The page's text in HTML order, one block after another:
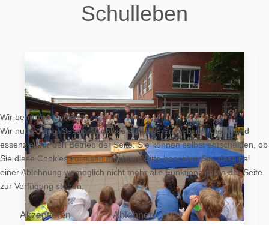
Schulleben
Wir benutzen Cookies
Wir nutzen sog. Session-Cookies auf unserer Website. Diese sind
essenziell für den Betrieb der Seite. Sie können selbst entscheiden, ob
Sie diese Cookies zulassen möchten. Bitte beachten Sie, dass bei
einer Ablehnung womöglich nicht mehr alle Funktionalitäten der Seite
zur Verfügung stehen.
Akzeptieren Ablehnen